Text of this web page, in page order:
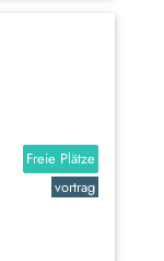
Freie Plätze
vortrag